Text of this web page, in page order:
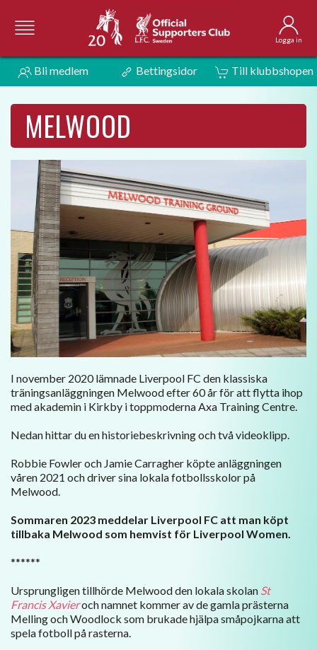
Logga in
Bli medlem Bettingsidor Till klubbshopen
MELWOOD
I november 2020 lämnade Liverpool FC den klassiska
träningsanläggningen Melwood efter 60 år för att flytta ihop
med akademin i Kirkby i toppmoderna Axa Training Centre.
Nedan hittar du en historiebeskrivning och två videoklipp.
Robbie Fowler och Jamie Carragher köpte anläggningen
våren 2021 och driver sina lokala fotbollsskolor på
Melwood.
Sommaren 2023 meddelar Liverpool FC att man köpt
tillbaka Melwood som hemvist för Liverpool Women.
******
Ursprungligen tillhörde Melwood den lokala skolan St
Francis Xavieroch namnet kommer av de gamla prästerna
Melling och Woodlock som brukade hjälpa småpojkarna att
spela fotboll på rasterna.